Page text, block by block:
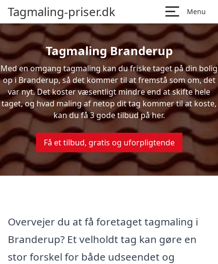
Tagmaling-priser.dk Menu
Tagmaling Branderup
Med en omgang tagmaling kan du friske taget på din bolig
op i Branderup, så det kommer til at fremstå som om, det
var nyt. Det koster væsentligt mindre end at skifte hele
taget, og hvad maling af netop dit tag kommer til at koste,
kan du få 3 gode tilbud på her.
Få et tilbud, gratis og uforpligtende
Overvejer du at få foretaget tagmaling i
Branderup? Et velholdt tag kan gøre en
stor forskel for både udseendet og